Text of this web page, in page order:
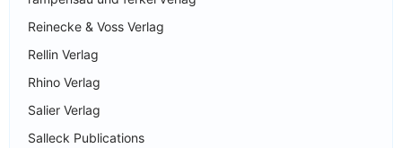
Reinecke & Voss Verlag
Rellin Verlag
Rhino Verlag
Salier Verlag
Salleck Publications